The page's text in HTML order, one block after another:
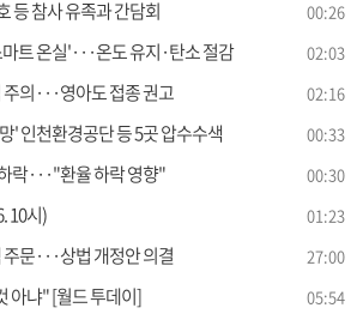
등 참사 유족과 간담회 00:26
트 온실'···온도 유지·탄소 절감 02:03
의···영아도 접종 권고 02:16
' 인천환경공단 등 5곳 압수수색 00:33
락···"환율 하락 영향" 00:30
10시) 01:23
문···상법 개정안 의결 27:00
아냐" [월드 투데이] 05:54